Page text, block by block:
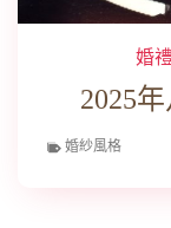
婚
2025
婚紗風格